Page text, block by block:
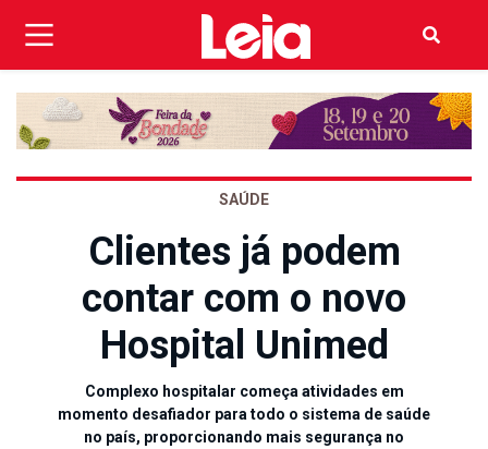
SAÚDE
Clientes já podem
contar com o novo
Hospital Unimed
Complexo hospitalar começa atividades em
momento desafiador para todo o sistema de saúde
no país, proporcionando mais segurança no